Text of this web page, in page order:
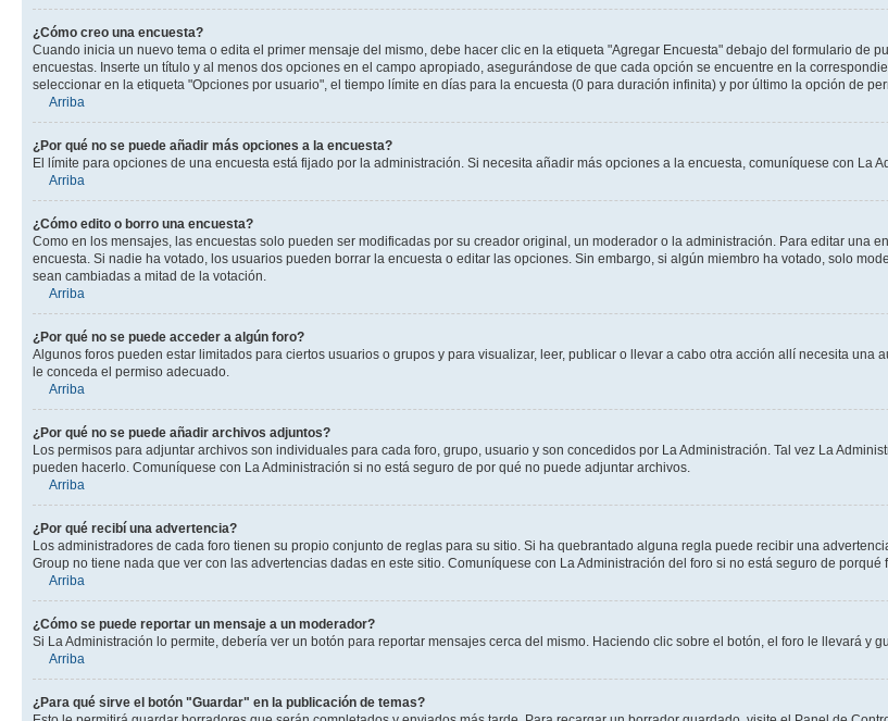
¿Cómo creo una encuesta?
Cuando inicia un nuevo tema o edita el primer mensaje del mismo, debe hacer clic en la etiqueta "Agregar Encuesta" debajo del formulario de
encuestas. Inserte un título y al menos dos opciones en el campo apropiado, asegurándose de que cada opción se encuentre en la
seleccionar en la etiqueta "Opciones por usuario", el tiempo límite en días para la encuesta (0 para duración infinita) y por último la opción de
Arriba
¿Por qué no se puede añadir más opciones a la encuesta?
El límite para opciones de una encuesta está fijado por la administración. Si necesita añadir más opciones a la encuesta, comuníquese con La
Arriba
¿Cómo edito o borro una encuesta?
Como en los mensajes, las encuestas solo pueden ser modificadas por su creador original, un moderador o la administración. Para editar una
encuesta. Si nadie ha votado, los usuarios pueden borrar la encuesta o editar las opciones. Sin embargo, si algún miembro ha votado, solo
sean cambiadas a mitad de la votación.
Arriba
¿Por qué no se puede acceder a algún foro?
Algunos foros pueden estar limitados para ciertos usuarios o grupos y para visualizar, leer, publicar o llevar a cabo otra acción allí necesita
le conceda el permiso adecuado.
Arriba
¿Por qué no se puede añadir archivos adjuntos?
Los permisos para adjuntar archivos son individuales para cada foro, grupo, usuario y son concedidos por La Administración. Tal vez La
pueden hacerlo. Comuníquese con La Administración si no está seguro de por qué no puede adjuntar archivos.
Arriba
¿Por qué recibí una advertencia?
Los administradores de cada foro tienen su propio conjunto de reglas para su sitio. Si ha quebrantado alguna regla puede recibir una
Group no tiene nada que ver con las advertencias dadas en este sitio. Comuníquese con La Administración del foro si no está seguro de porqué
Arriba
¿Cómo se puede reportar un mensaje a un moderador?
Si La Administración lo permite, debería ver un botón para reportar mensajes cerca del mismo. Haciendo clic sobre el botón, el foro le llevará y
Arriba
¿Para qué sirve el botón "Guardar" en la publicación de temas?